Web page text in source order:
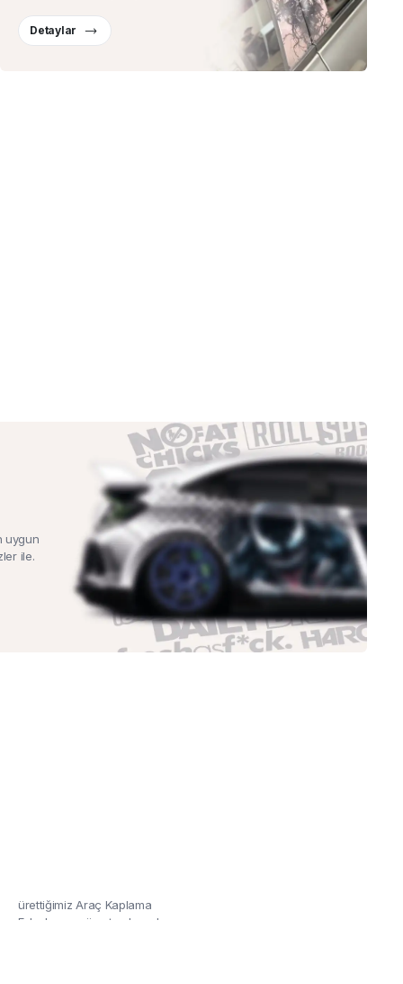
Detaylar
uygun
ile.
ürettiğimiz Araç Kaplama
Folyolarına göz atmalısınız!